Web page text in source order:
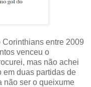
entre 2009
venceu o
mas não achei
em duas partidas de
não ser o queixume